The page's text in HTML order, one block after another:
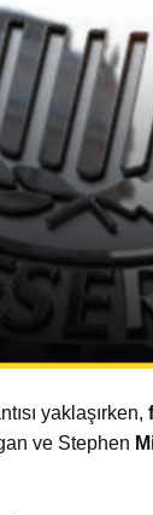
yaklaşırken,
ve Stephen